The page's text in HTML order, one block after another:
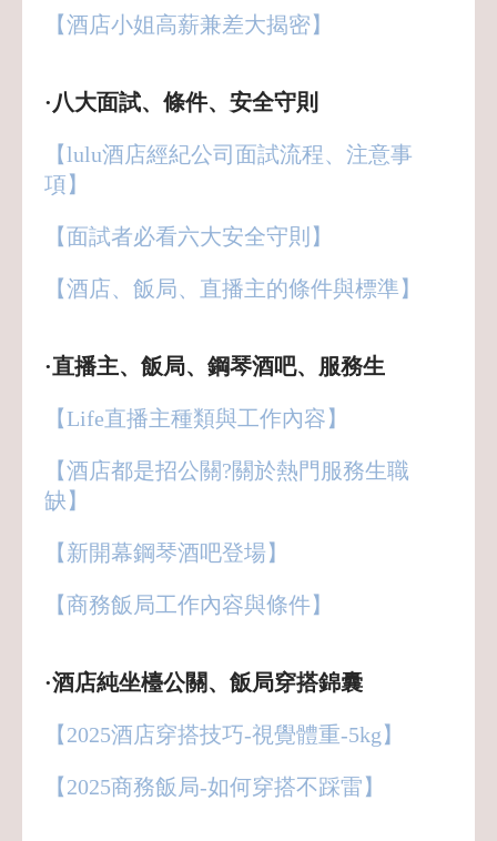
【酒店小姐高薪兼差大揭密】
·八大面試、條件、安全守則
【lulu酒店經紀公司面試流程、注意事
項】
【面試者必看六大安全守則】
【酒店、飯局、直播主的條件與標準】
·直播主、飯局、鋼琴酒吧、服務生
【Life直播主種類與工作內容】
【酒店都是招公關?關於熱門服務生職
缺】
【新開幕鋼琴酒吧登場】
【商務飯局工作內容與條件】
·酒店純坐檯公關、飯局穿搭錦囊
【2025酒店穿搭技巧-視覺體重-5kg】
【2025商務飯局-如何穿搭不踩雷】